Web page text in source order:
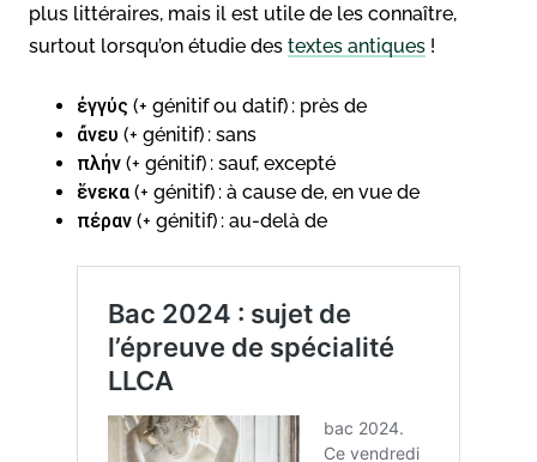
plus littéraires, mais il est utile de les connaître,
surtout lorsqu’on étudie des textes antiques !
ἐγγύς (+ génitif ou datif) : près de
ἄνευ (+ génitif) : sans
πλήν (+ génitif) : sauf, excepté
ἕνεκα (+ génitif) : à cause de, en vue de
πέραν (+ génitif) : au-delà de